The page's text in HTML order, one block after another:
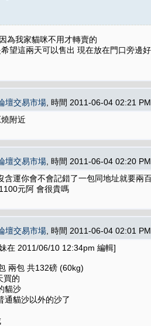
為我家貓咪不用才轉賣的
望這兩天可以售出 現在放在門口旁邊
壇交易市場 , 時間 2011-06-04 02:21
附近
壇交易市場 , 時間 2011-06-04 02:20
含運你會不會記錯了一包同地址就要兩
元阿 會很貴嗎
壇交易市場 , 時間 2011-06-04 02:01
在 2011/06/10 12:34pm 編輯]
兩包 共132磅 (60kg)
買的
貓沙
通貓沙以外的沙了